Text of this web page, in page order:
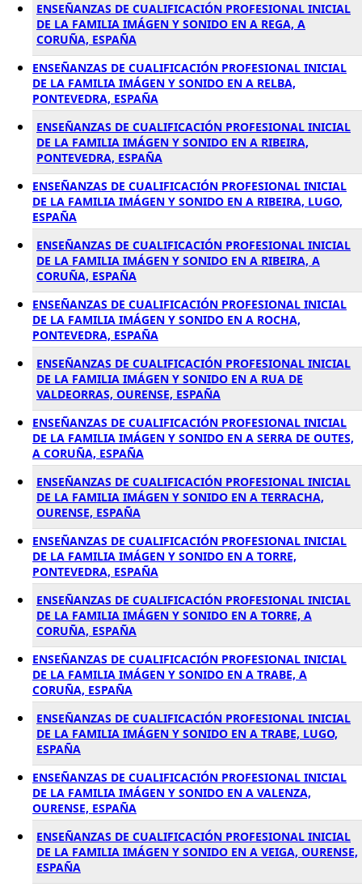
ENSEÑANZAS DE CUALIFICACIÓN PROFESIONAL INICIAL
DE LA FAMILIA IMÁGEN Y SONIDO EN A REGA, A
CORUÑA, ESPAÑA
ENSEÑANZAS DE CUALIFICACIÓN PROFESIONAL INICIAL
DE LA FAMILIA IMÁGEN Y SONIDO EN A RELBA,
PONTEVEDRA, ESPAÑA
ENSEÑANZAS DE CUALIFICACIÓN PROFESIONAL INICIAL
DE LA FAMILIA IMÁGEN Y SONIDO EN A RIBEIRA,
PONTEVEDRA, ESPAÑA
ENSEÑANZAS DE CUALIFICACIÓN PROFESIONAL INICIAL
DE LA FAMILIA IMÁGEN Y SONIDO EN A RIBEIRA, LUGO,
ESPAÑA
ENSEÑANZAS DE CUALIFICACIÓN PROFESIONAL INICIAL
DE LA FAMILIA IMÁGEN Y SONIDO EN A RIBEIRA, A
CORUÑA, ESPAÑA
ENSEÑANZAS DE CUALIFICACIÓN PROFESIONAL INICIAL
DE LA FAMILIA IMÁGEN Y SONIDO EN A ROCHA,
PONTEVEDRA, ESPAÑA
ENSEÑANZAS DE CUALIFICACIÓN PROFESIONAL INICIAL
DE LA FAMILIA IMÁGEN Y SONIDO EN A RUA DE
VALDEORRAS, OURENSE, ESPAÑA
ENSEÑANZAS DE CUALIFICACIÓN PROFESIONAL INICIAL
DE LA FAMILIA IMÁGEN Y SONIDO EN A SERRA DE OUTES,
A CORUÑA, ESPAÑA
ENSEÑANZAS DE CUALIFICACIÓN PROFESIONAL INICIAL
DE LA FAMILIA IMÁGEN Y SONIDO EN A TERRACHA,
OURENSE, ESPAÑA
ENSEÑANZAS DE CUALIFICACIÓN PROFESIONAL INICIAL
DE LA FAMILIA IMÁGEN Y SONIDO EN A TORRE,
PONTEVEDRA, ESPAÑA
ENSEÑANZAS DE CUALIFICACIÓN PROFESIONAL INICIAL
DE LA FAMILIA IMÁGEN Y SONIDO EN A TORRE, A
CORUÑA, ESPAÑA
ENSEÑANZAS DE CUALIFICACIÓN PROFESIONAL INICIAL
DE LA FAMILIA IMÁGEN Y SONIDO EN A TRABE, A
CORUÑA, ESPAÑA
ENSEÑANZAS DE CUALIFICACIÓN PROFESIONAL INICIAL
DE LA FAMILIA IMÁGEN Y SONIDO EN A TRABE, LUGO,
ESPAÑA
ENSEÑANZAS DE CUALIFICACIÓN PROFESIONAL INICIAL
DE LA FAMILIA IMÁGEN Y SONIDO EN A VALENZA,
OURENSE, ESPAÑA
ENSEÑANZAS DE CUALIFICACIÓN PROFESIONAL INICIAL
DE LA FAMILIA IMÁGEN Y SONIDO EN A VEIGA, OURENSE,
ESPAÑA